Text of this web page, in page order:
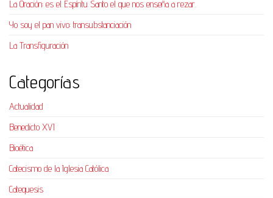
La Oración: es el Espíritu Santo el que nos enseña a rezar.
Yo soy el pan vivo: transubstanciación
La Transfiguración
Categorías
Actualidad
Benedicto XVI
Bioética
Catecismo de la Iglesia Católica
Catequesis